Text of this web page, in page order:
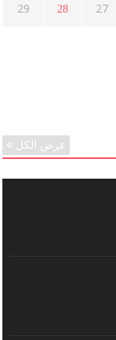
27
28
29
عرض الكل